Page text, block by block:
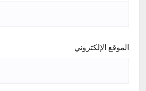
الموقع الإلكتروني